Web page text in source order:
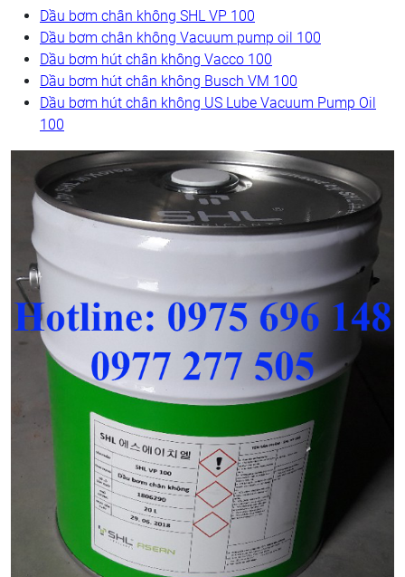
Dầu bơm chân không SHL VP 100
Dầu bơm chân không Vacuum pump oil 100
Dầu bơm hút chân không Vacco 100
Dầu bơm hút chân không Busch VM 100
Dầu bơm hút chân không US Lube Vacuum Pump Oil
100